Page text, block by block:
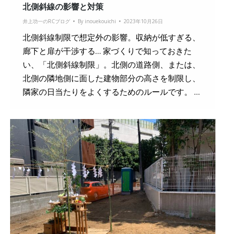
北側斜線の影響と対策
井上功一のRCブログ By inouekouichi 2023年10月26日
北側斜線制限で想定外の影響。収納が低すぎる、
廊下と扉が干渉する… 家づくりで知っておきた
い、「北側斜線制限」。北側の道路側、または、
北側の隣地側に面した建物部分の高さを制限し、
隣家の日当たりをよくするためのルールです。 …